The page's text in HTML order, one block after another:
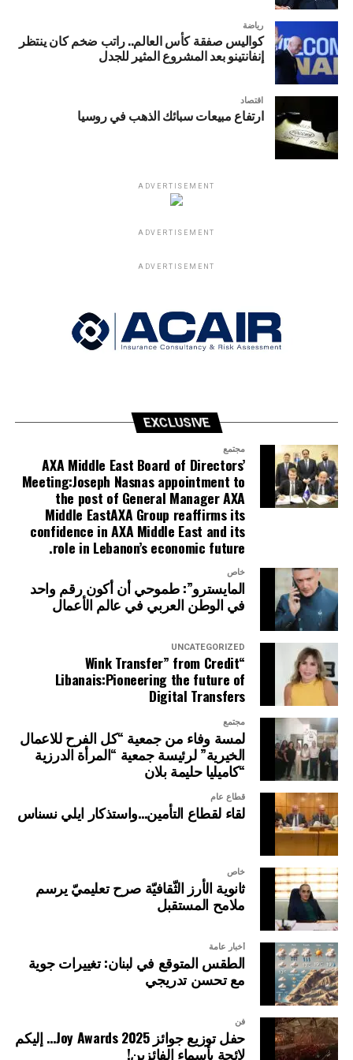
رياضة
كواليس صفقة كأس العالم.. راتب ضخم كان ينتظر
إنفانتينو بعد المشروع المثير للجدل
اقتصاد
ارتفاع مبيعات سبائك الذهب في روسيا
ADVERTISEMENT
ADVERTISEMENT
ADVERTISEMENT
EXCLUSIVE
مجتمع
AXA Middle East Board of Directors’
Meeting:Joseph Nasnas appointment to
the post of General Manager AXA
Middle EastAXA Group reaffirms its
confidence in AXA Middle East and its
role in Lebanon’s economic future.
خاص
المايسترو”: طموحي أن أكون رقم واحد
في الوطن العربي في عالم الأعمال
UNCATEGORIZED
“Wink Transfer” from Credit
Libanais:Pioneering the future of
Digital Transfers
مجتمع
لمسة وفاء من جمعية “كل الفرح للاعمال
الخيرية” لرئيسة جمعية “المرأة الدرزية
“كاميليا حليمة بلان
قطاع عام
لقاء لقطاع التأمين…واستذكار ايلي نسناس
خاص
ثانوية الأرز الثّقافيّة صرح تعليميّ يرسم
ملامح المستقبل
أخبار عامة
الطقس المتوقع في لبنان: تغييرات جوية
مع تحسن تدريجي
فن
حفل توزيع جوائز Joy Awards 2025… إليكم
لائحة بأسماء الفائزين!